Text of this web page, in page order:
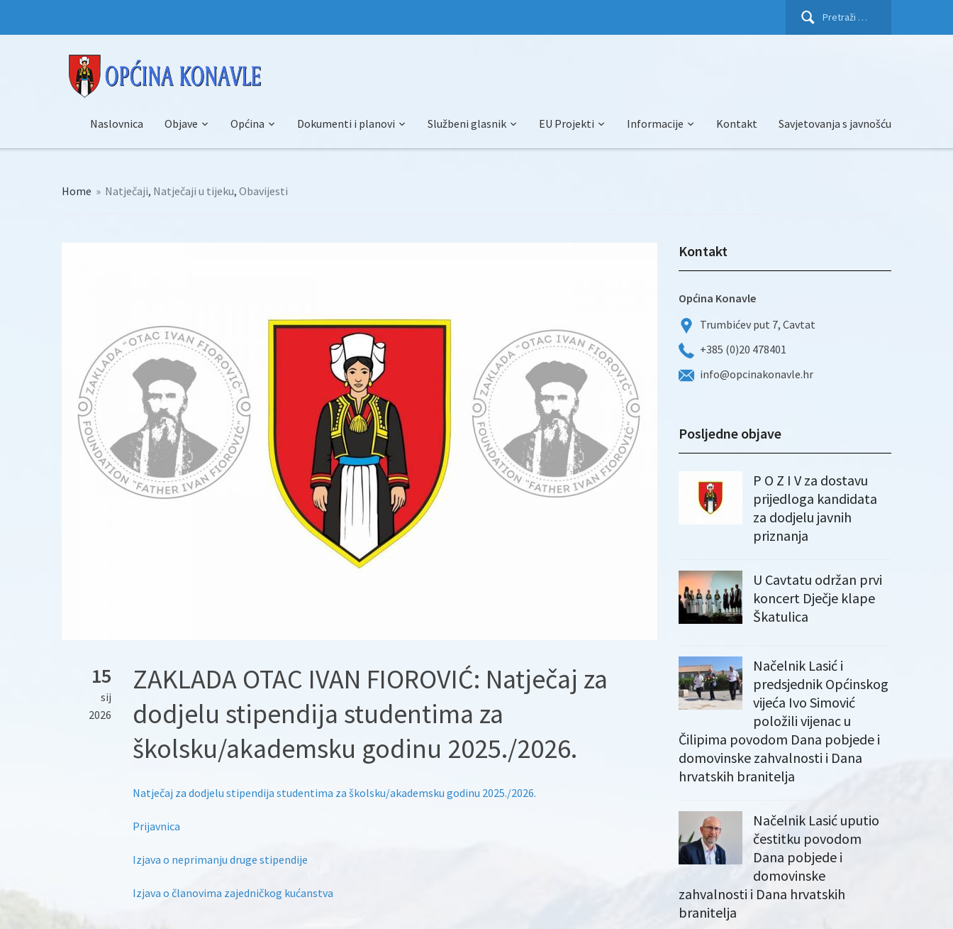
Pretraži:
Naslovnica Objave Općina Dokumenti i planovi Službeni glasnik EU Projekti Informacije Kontakt Savjetovanja s javnošću
Home » Natječaji, Natječaji u tijeku, Obavijesti
15
sij
2026
ZAKLADA OTAC IVAN FIOROVIĆ: Natječaj za
dodjelu stipendija studentima za
školsku/akademsku godinu 2025./2026.
Natječaj za dodjelu stipendija studentima za školsku/akademsku godinu 2025./2026.
Prijavnica
Izjava o neprimanju druge stipendije
Izjava o članovima zajedničkog kućanstva
Kontakt
Općina Konavle
Trumbićev put 7, Cavtat
+385 (0)20 478401
info@opcinakonavle.hr
Posljedne objave
P O Z I V za dostavu
prijedloga kandidata
za dodjelu javnih
priznanja
U Cavtatu održan prvi
koncert Dječje klape
Škatulica
Načelnik Lasić i
predsjednik Općinskog
vijeća Ivo Simović
položili vijenac u
Čilipima povodom Dana pobjede i
domovinske zahvalnosti i Dana
hrvatskih branitelja
Načelnik Lasić uputio
čestitku povodom
Dana pobjede i
domovinske
zahvalnosti i Dana hrvatskih
branitelja